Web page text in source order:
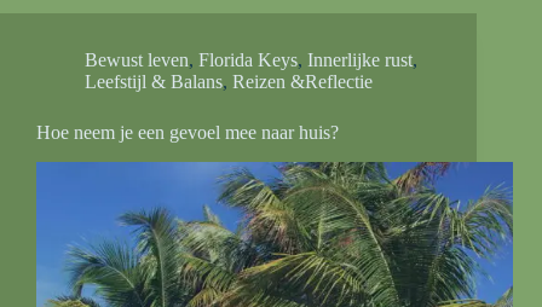
Bewust leven, Florida Keys, Innerlijke rust,
Leefstijl & Balans, Reizen &Reflectie
Hoe neem je een gevoel mee naar huis?